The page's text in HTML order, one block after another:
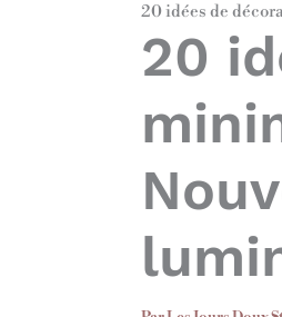
20 idées de
20